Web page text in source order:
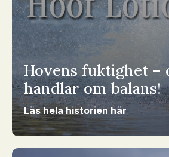
Hovens fuktighet –
handlar om balans!
Läs hela historien här